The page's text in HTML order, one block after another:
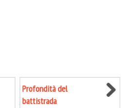
Profondità del
battistrada